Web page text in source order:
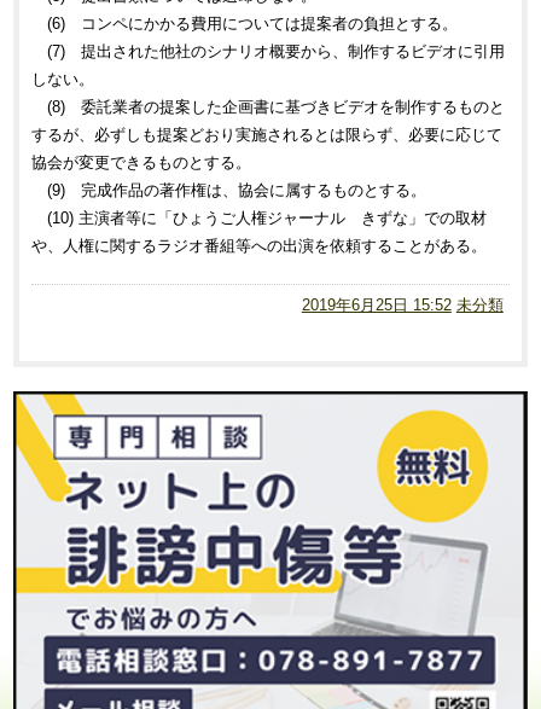
(6) コンペにかかる費用については提案者の負担とする。
(7) 提出された他社のシナリオ概要から、制作するビデオに引用
しない。
(8) 委託業者の提案した企画書に基づきビデオを制作するものと
するが、必ずしも提案どおり実施されるとは限らず、必要に応じて
協会が変更できるものとする。
(9) 完成作品の著作権は、協会に属するものとする。
(10) 主演者等に「ひょうご人権ジャーナル きずな」での取材
や、人権に関するラジオ番組等への出演を依頼することがある。
2019年6月25日 15:52 未分類